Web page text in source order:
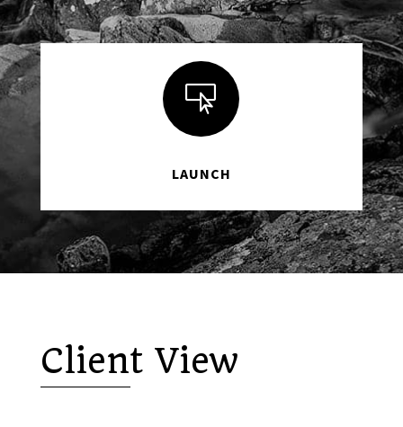

LAUNCH
Client View